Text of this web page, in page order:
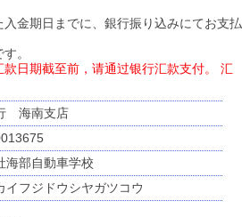
金期日までに、銀行振り込みにてお支払
。
日期截至前，请通过银行汇款支付。 汇
海南支店
海部自動車学校
イフジドウシヤガツコウ